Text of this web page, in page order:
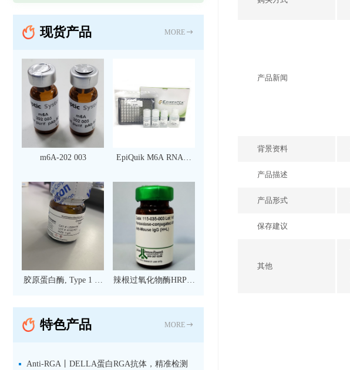
产品新闻
背景资料
产品描述
产品形式
保存建议
其他
现货产品 MORE
m6A-202 003
EpiQuik M6A RNA甲
（比色法）（96 次）
胶原蛋白酶, Type 1 现
辣根过氧化物酶HRP标
IgG（H+L）二抗 现货
特色产品 MORE
Anti-RGA丨DELLA蛋白RGA抗体，精准检测